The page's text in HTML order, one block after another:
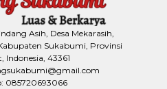
Asih, Desa Mekarasih,
Sukabumi, Provinsi
Indonesia, 43361
085720693066